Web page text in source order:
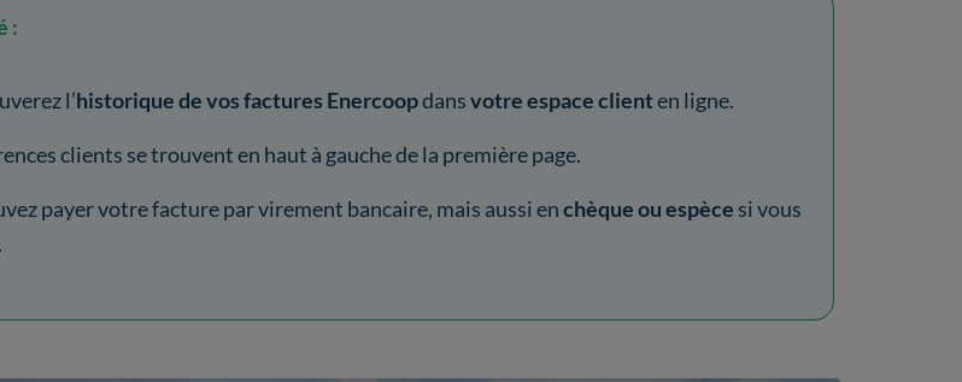
:
l’historique de vos factures Enercoopdansvotre espace clienten ligne.
clients se trouvent en haut à gauche de la première page.
payer votre facture par virement bancaire, mais aussi enchèque ou espèce si vous